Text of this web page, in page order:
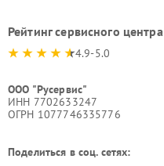
Рейтинг сервисного центра
4.9-5.0
ООО "Русервис"
ИНН 7702633247
ОГРН 1077746335776
Поделиться в соц. сетях: